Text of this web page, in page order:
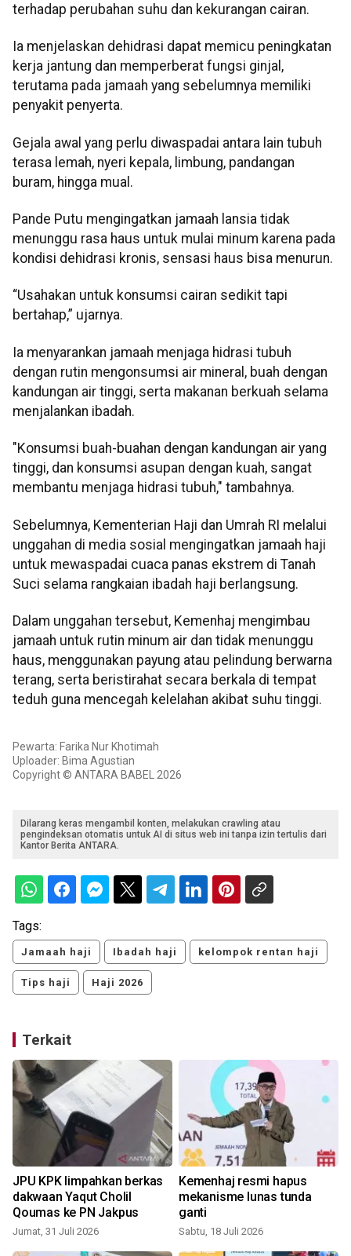
terhadap perubahan suhu dan kekurangan cairan.
Ia menjelaskan dehidrasi dapat memicu peningkatan
kerja jantung dan memperberat fungsi ginjal,
terutama pada jamaah yang sebelumnya memiliki
penyakit penyerta.
Gejala awal yang perlu diwaspadai antara lain tubuh
terasa lemah, nyeri kepala, limbung, pandangan
buram, hingga mual.
Pande Putu mengingatkan jamaah lansia tidak
menunggu rasa haus untuk mulai minum karena pada
kondisi dehidrasi kronis, sensasi haus bisa menurun.
“Usahakan untuk konsumsi cairan sedikit tapi
bertahap,” ujarnya.
Ia menyarankan jamaah menjaga hidrasi tubuh
dengan rutin mengonsumsi air mineral, buah dengan
kandungan air tinggi, serta makanan berkuah selama
menjalankan ibadah.
"Konsumsi buah-buahan dengan kandungan air yang
tinggi, dan konsumsi asupan dengan kuah, sangat
membantu menjaga hidrasi tubuh," tambahnya.
Sebelumnya, Kementerian Haji dan Umrah RI melalui
unggahan di media sosial mengingatkan jamaah haji
untuk mewaspadai cuaca panas ekstrem di Tanah
Suci selama rangkaian ibadah haji berlangsung.
Dalam unggahan tersebut, Kemenhaj mengimbau
jamaah untuk rutin minum air dan tidak menunggu
haus, menggunakan payung atau pelindung berwarna
terang, serta beristirahat secara berkala di tempat
teduh guna mencegah kelelahan akibat suhu tinggi.
Pewarta: Farika Nur Khotimah
Uploader: Bima Agustian
Copyright © ANTARA BABEL 2026
Dilarang keras mengambil konten, melakukan crawling atau
pengindeksan otomatis untuk AI di situs web ini tanpa izin tertulis dari
Kantor Berita ANTARA.
Tags:
Jamaah haji Ibadah haji kelompok rentan haji
Tips haji Haji 2026
Terkait
JPU KPK limpahkan berkas
dakwaan Yaqut Cholil
Qoumas ke PN Jakpus
Jumat, 31 Juli 2026
Kemenhaj resmi hapus
mekanisme lunas tunda
ganti
Sabtu, 18 Juli 2026